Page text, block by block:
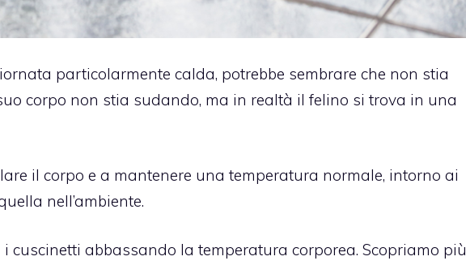
particolarmente calda, potrebbe sembrare che non stia
corpo non stia sudando, ma in realtà il felino si trova in una
il corpo e a mantenere una temperatura normale, intorno ai
nell’ambiente.
cuscinetti abbassando la temperatura corporea. Scopriamo più